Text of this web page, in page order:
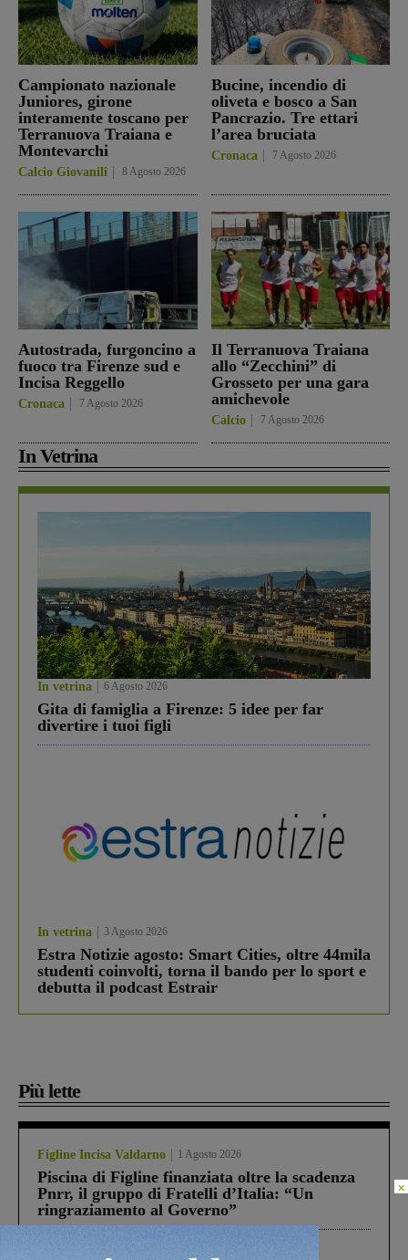
Campionato nazionale
Juniores, girone
interamente toscano per
Terranuova Traiana e
Montevarchi
Calcio Giovanili 8 Agosto 2026
Bucine, incendio di
oliveta e bosco a San
Pancrazio. Tre ettari
l’area bruciata
Cronaca 7 Agosto 2026
Autostrada, furgoncino a
fuoco tra Firenze sud e
Incisa Reggello
Cronaca 7 Agosto 2026
Il Terranuova Traiana
allo “Zecchini” di
Grosseto per una gara
amichevole
Calcio 7 Agosto 2026
In Vetrina
In vetrina 6 Agosto 2026
Gita di famiglia a Firenze: 5 idee per far
divertire i tuoi figli
In vetrina 3 Agosto 2026
Estra Notizie agosto: Smart Cities, oltre 44mila
studenti coinvolti, torna il bando per lo sport e
debutta il podcast Estrair
Più lette
Figline Incisa Valdarno 1 Agosto 2026
Piscina di Figline finanziata oltre la scadenza
Pnrr, il gruppo di Fratelli d’Italia: “Un
ringraziamento al Governo”
Cronaca
×